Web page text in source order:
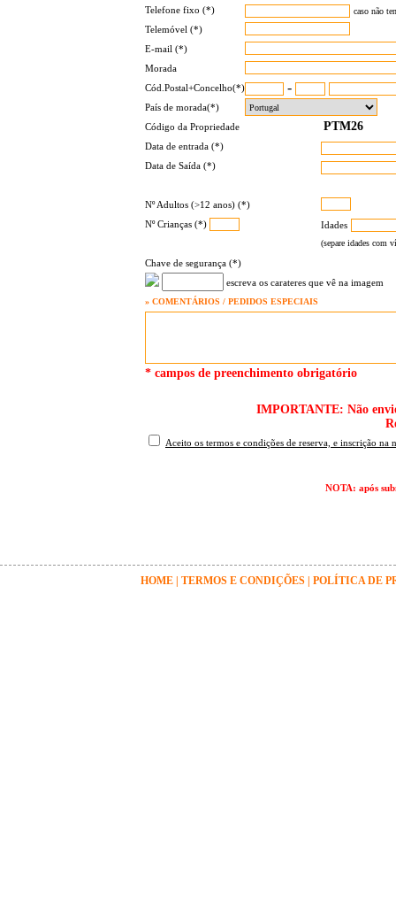
Telefone fixo (*) caso não
Telemóvel (*)
E-mail (*)
Morada
Cód.Postal+Concelho(*)
-
País de morada(*)
Código da Propriedade
Data de entrada (*)
Data de Saída (*)
Nº Adultos (>12 anos) (*)
Nº Crianças (*)
Idades
(separe idades com
Chave de segurança (*)
escreva os carateres que vê na imagem
» COMENTÁRIOS / PEDIDOS ESPECIAIS
* campos de preenchimento obrigatório
IMPORTANTE: Não
Aceito os termos e condições de reserva, e inscrição na
NOTA: após
HOME| TERMOS E CONDIÇÕES| POLÍTICA DE